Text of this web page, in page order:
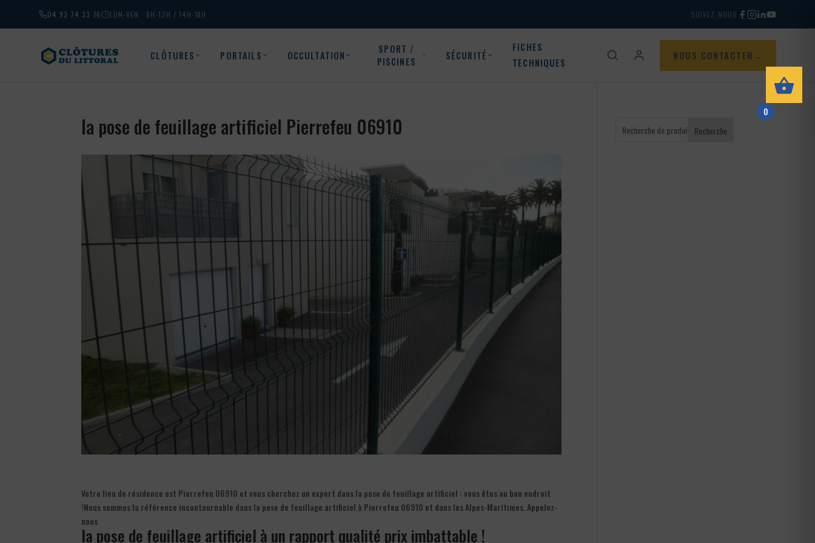
04 93 74 33 76 LUN-VEN · 8H-12H / 14H-18H SUIVEZ-NOUS
CLÔTURES PORTAILS OCCULTATION
SPORT /
PISCINES
SÉCURITÉ
FICHES
TECHNIQUES
NOUS CONTACTER
la pose de feuillage artificiel Pierrefeu 06910
Votre lieu de résidence est Pierrefeu 06910 et vous cherchez un expert dans la pose de feuillage artificiel : vous êtes au bon endroit
!Nous sommes la référence incontournable dans la pose de feuillage artificiel à Pierrefeu 06910 et dans les Alpes-Maritimes. Appelez-
nous
la pose de feuillage artificiel à un rapport qualité prix imbattable !
Recherche
0